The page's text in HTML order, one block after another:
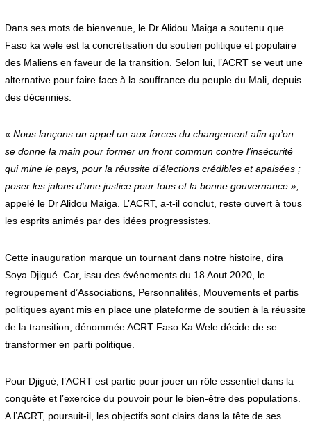
Dans ses mots de bienvenue, le Dr Alidou Maiga a soutenu que
Faso ka wele est la concrétisation du soutien politique et populaire
des Maliens en faveur de la transition. Selon lui, l’ACRT se veut une
alternative pour faire face à la souffrance du peuple du Mali, depuis
des décennies.
« Nous lançons un appel un aux forces du changement afin qu’on
se donne la main pour former un front commun contre l’insécurité
qui mine le pays, pour la réussite d’élections crédibles et apaisées ;
poser les jalons d’une justice pour tous et la bonne gouvernance »,
appelé le Dr Alidou Maiga. L’ACRT, a-t-il conclut, reste ouvert à tous
les esprits animés par des idées progressistes.
Cette inauguration marque un tournant dans notre histoire, dira
Soya Djigué. Car, issu des événements du 18 Aout 2020, le
regroupement d’Associations, Personnalités, Mouvements et partis
politiques ayant mis en place une plateforme de soutien à la réussite
de la transition, dénommée ACRT Faso Ka Wele décide de se
transformer en parti politique.
Pour Djigué, l’ACRT est partie pour jouer un rôle essentiel dans la
conquête et l’exercice du pouvoir pour le bien-être des populations.
A l’ACRT, poursuit-il, les objectifs sont clairs dans la tête de ses